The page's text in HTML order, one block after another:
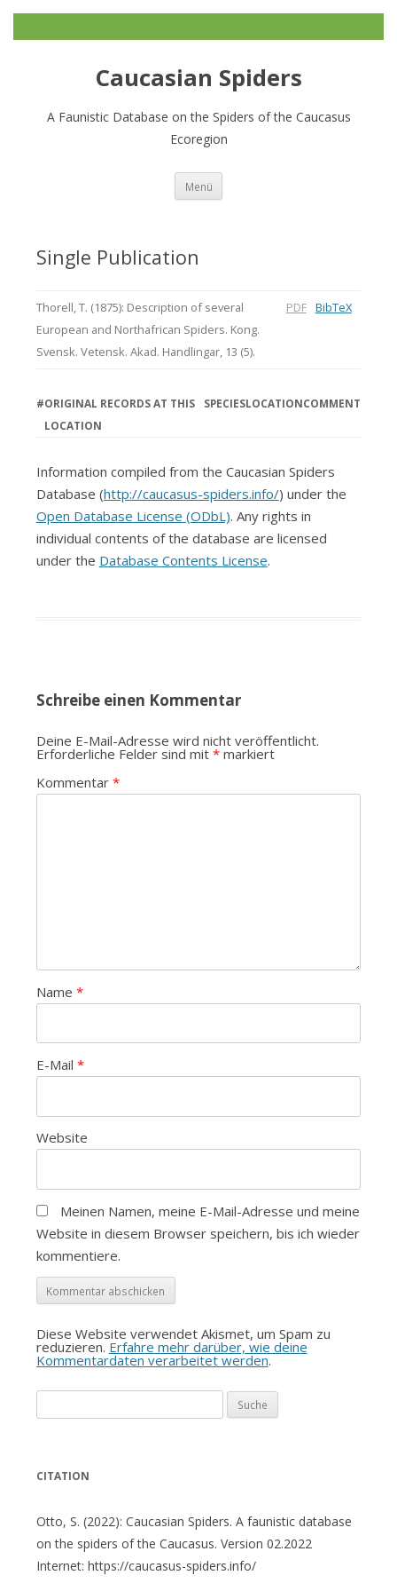
Caucasian Spiders
A Faunistic Database on the Spiders of the Caucasus
Ecoregion
Menü
Single Publication
Thorell, T. (1875): Description of several
European and Northafrican Spiders. Kong.
Svensk. Vetensk. Akad. Handlingar, 13 (5).
PDF BibTeX
#ORIGINAL RECORDS AT THIS
LOCATION
SPECIESLOCATIONCOMMENT
Information compiled from the Caucasian Spiders
Database (http://caucasus-spiders.info/) under the
Open Database License (ODbL). Any rights in
individual contents of the database are licensed
under the Database Contents License.
Schreibe einen Kommentar
Deine E-Mail-Adresse wird nicht veröffentlicht.
Erforderliche Felder sind mit *markiert
Kommentar *
Name *
E-Mail *
Website
Meinen Namen, meine E-Mail-Adresse und meine
Website in diesem Browser speichern, bis ich wieder
kommentiere.
Diese Website verwendet Akismet, um Spam zu
reduzieren. Erfahre mehr darüber, wie deine
Kommentardaten verarbeitet werden.
nach:
CITATION
Otto, S. (2022): Caucasian Spiders. A faunistic database
on the spiders of the Caucasus. Version 02.2022
Internet: https://caucasus-spiders.info/